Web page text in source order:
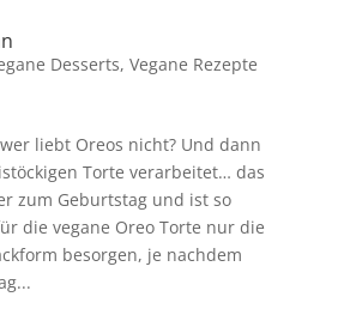
Desserts, Vegane Rezepte
liebt Oreos nicht? Und dann
Torte verarbeitet… das
zum Geburtstag und ist so
die vegane Oreo Torte nur die
besorgen, je nachdem